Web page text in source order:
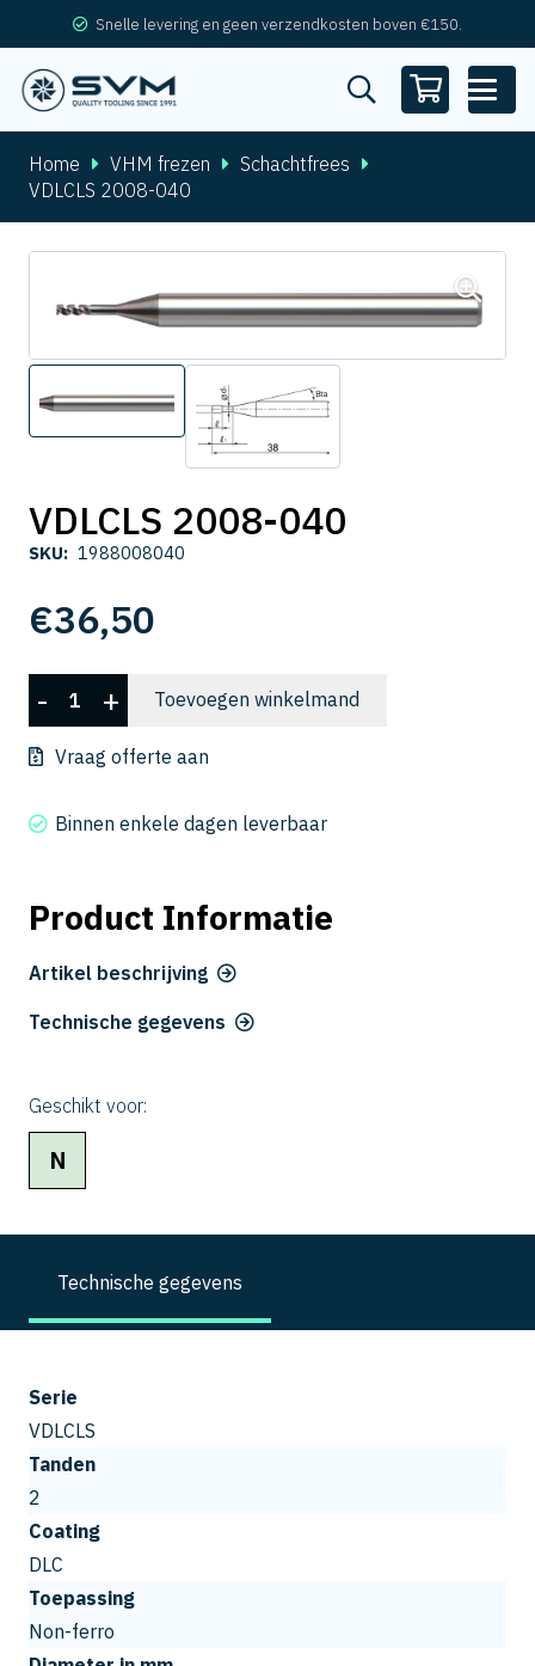
Snelle levering en geen verzendkosten boven €150.
Home VHM frezen
Schachtfrees
VDLCLS 2008-040
VDLCLS 2008-040
SKU: 1988008040
€36,50
VDLCLS
2008-
040
- + Toevoegen winkelmand
Vraag offerte aan
Binnen enkele dagen leverbaar
Product Informatie
Artikel beschrijving
Technische gegevens
Geschikt voor:
N
Technische gegevens
Serie
VDLCLS
Tanden
2
Coating
DLC
Toepassing
Non-ferro